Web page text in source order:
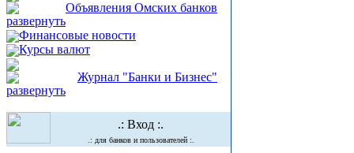
Объявления Омских банков
Финансовые новости
Курсы валют
Журнал "Банки и Бизнес"
.: Вход :.
.: для банков и пользователей :.